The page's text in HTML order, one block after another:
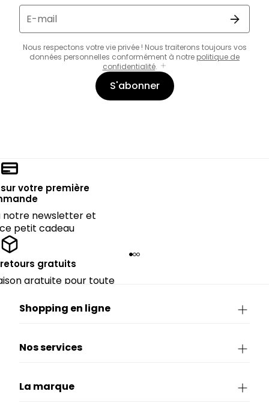
E-mail
Nous respectons votre vie privée ! Nous traiterons toujours vos
données personnelles conformément à notre politique de
confidentialité.
S'abonner
votre première
notre newsletter et
petit cadeau
gratuits
gratuite pour toute
Shopping en ligne
Nos services
La marque